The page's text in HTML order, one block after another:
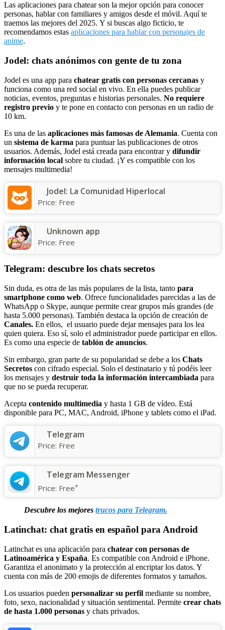
Las aplicaciones para chatear son la mejor opción para conocer
personas, hablar con familiares y amigos desde el móvil. Aquí te
traemos las mejores del 2025. Y si buscas algo ficticio, te
recomendamos estas aplicaciones para hablar con personajes de
anime.
Jodel: chats anónimos con gente de tu zona
Jodel es una app para chatear gratis con personas cercanas y
funciona como una red social en vivo. En ella puedes publicar
noticias, eventos, preguntas e historias personales. No requiere
registro previo y te pone en contacto con personas en un radio de
10 km.
Es una de las aplicaciones más famosas de Alemania. Cuenta con
un sistema de karma para puntuar las publicaciones de otros
usuarios. Además, Jodel está creada para encontrar y difundir
información local sobre tu ciudad. ¡Y es compatible con los
mensajes multimedia!
Jodel: La Comunidad Hiperlocal
Price: Free
Unknown app
Price: Free
Telegram: descubre los chats secretos
Sin duda, es otra de las más populares de la lista, tanto para
smartphone como web. Ofrece funcionalidades parecidas a las de
WhatsApp o Skype, aunque permite crear grupos más grandes (de
hasta 5.000 personas). También destaca la opción de creación de
Canales. En ellos, el usuario puede dejar mensajes para los lea
quien quiera. Eso sí, solo el administrador puede participar en ellos.
Es como una especie de tablón de anuncios.
Sin embargo, gran parte de su popularidad se debe a los Chats
Secretos con cifrado especial. Solo el destinatario y tú podéis leer
los mensajes y destruir toda la información intercambiada para
que no se pueda recuperar.
Acepta contenido multimedia y hasta 1 GB de vídeo. Está
disponible para PC, MAC, Android, iPhone y tablets como el iPad.
Telegram
Price: Free
Telegram Messenger
Price: Free+
Descubre los mejores trucos para Telegram.
Latinchat: chat gratis en español para Android
Latinchat es una aplicación para chatear con personas de
Latinoamérica y España. Es compatible con Android e iPhone.
Garantiza el anonimato y la protección al encriptar los datos. Y
cuenta con más de 200 emojis de diferentes formatos y tamaños.
Los usuarios pueden personalizar su perfil mediante su nombre,
foto, sexo, nacionalidad y situación sentimental. Permite crear chats
de hasta 1.000 personas y chats privados.